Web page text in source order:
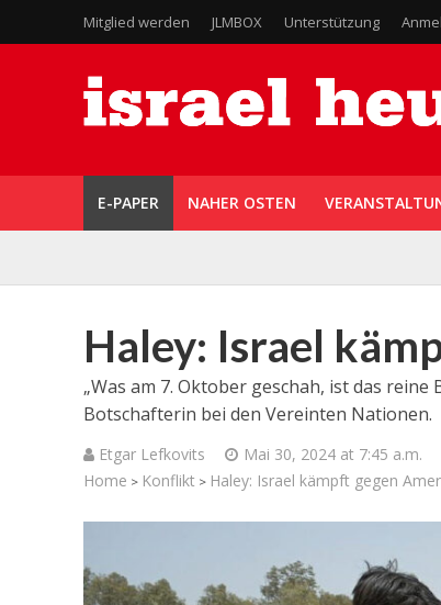
Mitglied werden JLMBOX Unterstützung
E-PAPER NAHER OSTEN
Haley: Israel
„Was am 7. Oktober geschah, ist das
Botschafterin bei den Vereinten Nationen.
Etgar Lefkovits Mai 30, 2024 at 7:45 a.m.
Home > Konflikt > Haley: Israel kämpft gegen